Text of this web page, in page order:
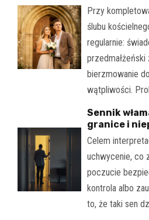
Przy
ślubu
regularnie:
przedmałżeński
bierzmowanie
wątpliwości.
Sennik
granice i
Celem
uchwycenie, co
poczucie
kontrola albo
to, że taki sen